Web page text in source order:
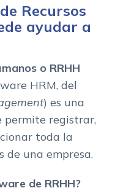
Recursos
ayudar a
o RRHH
HRM, del
) es una
registrar,
toda la
de una empresa.
de RRHH?